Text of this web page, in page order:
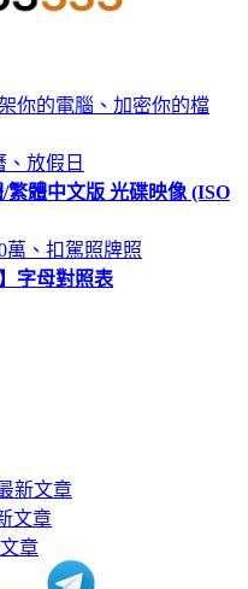
你的電腦、加密你的檔
、放假日
繁體中文版 光碟映像 (ISO
萬、扣駕照牌照
字母對照表